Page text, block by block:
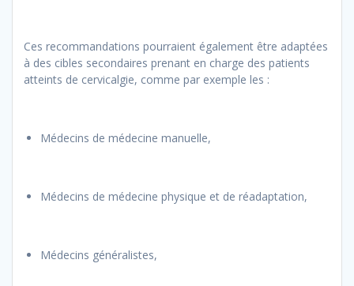
Ces recommandations pourraient également être adaptées
à des cibles secondaires prenant en charge des patients
atteints de cervicalgie, comme par exemple les :
Médecins de médecine manuelle,
Médecins de médecine physique et de réadaptation,
Médecins généralistes,